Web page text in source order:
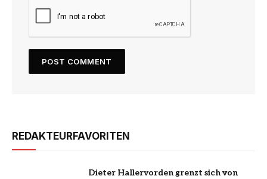
REDAKTEURFAVORITEN
Dieter Hallervorden grenzt sich von